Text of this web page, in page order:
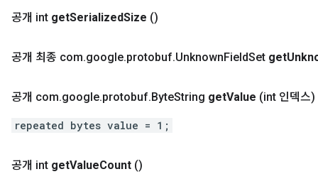
공개 int getSerializedSize ()
공개 최종 com.google.protobuf.UnknownFieldSet get
공개 com.google.protobuf.ByteString getValue (int 인덱스)
repeated bytes value = 1;
공개 int getValueCount ()